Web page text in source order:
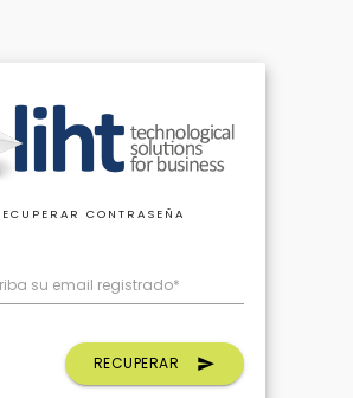
CONTRASEÑA
su email registrado*
send
RECUPERAR